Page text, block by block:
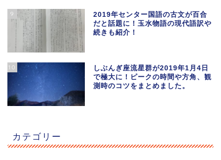
9
2019年センター国語の古文が百合
だと話題に！玉水物語の現代語訳や
続きも紹介！
10
しぶんぎ座流星群が2019年1月4日
で極大に！ピークの時間や方角、観
測時のコツをまとめました。
カテゴリー